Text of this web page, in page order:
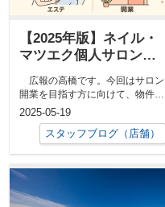
【2025年版】ネイル・
マツエク個人サロンの
始め方｜開業準備・物
件・費用をわかりやす
く解説
広報の高橋です。今回はサロン
開業を目指す方に向けて、物件選
びのポイントや最新...
2025-05-19
スタッフブログ（店舗）